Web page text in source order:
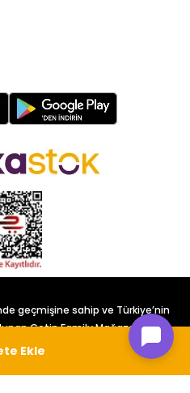
geçmişine sahip ve Türkiye’nin
Çetin Family Mağazacılık
kurulmuştur.